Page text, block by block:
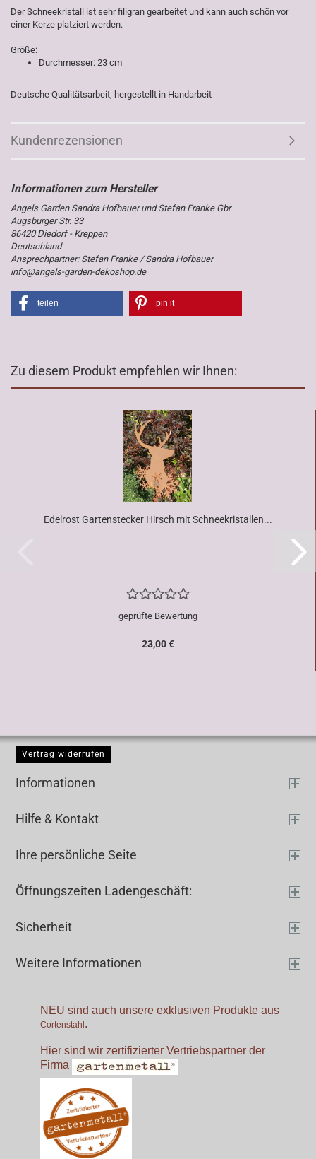
Der Schneekristall ist sehr filigran gearbeitet und kann auch schön vor
einer Kerze platziert werden.
Größe:
Durchmesser: 23 cm
Deutsche Qualitätsarbeit, hergestellt in Handarbeit
Kundenrezensionen
Angels Garden Sandra Hofbauer und Stefan Franke Gbr
Augsburger Str. 33
86420 Diedorf - Kreppen
Deutschland
Ansprechpartner: Stefan Franke / Sandra Hofbauer
info@angels-garden-dekoshop.de
teilen pin it
Zu diesem Produkt empfehlen wir Ihnen:
Edelrost Gartenstecker Hirsch mit Schneekristallen...
geprüfte Bewertung
23,00 €
Vertrag widerrufen
Informationen
Hilfe & Kontakt
Ihre persönliche Seite
Öffnungszeiten Ladengeschäft:
Sicherheit
Weitere Informationen
NEU sind auch unsere exklusiven Produkte aus
Cortenstahl.
Hier sind wir zertifizierter Vertriebspartner der
Firma